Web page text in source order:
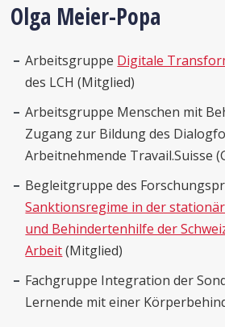
Olga Meier-Popa
Arbeitsgruppe Digitale
des LCH (Mitglied)
Arbeitsgruppe Menschen mit
Zugang zur Bildung des
Arbeitnehmende Travail.Suisse
Begleitgruppe des
Sanktionsregime in der
und Behindertenhilfe der
Arbeit(Mitglied)
Fachgruppe Integration der
Lernende mit einer